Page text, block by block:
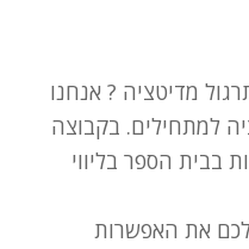
מדיטציה ? אנחנו
למתחילים. בקבוצה
בבית הספר בליווי
את האפשרות